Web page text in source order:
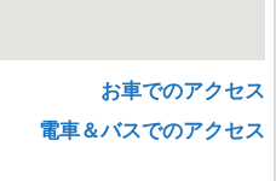
お車でのアクセス
電車＆バスでのアクセス